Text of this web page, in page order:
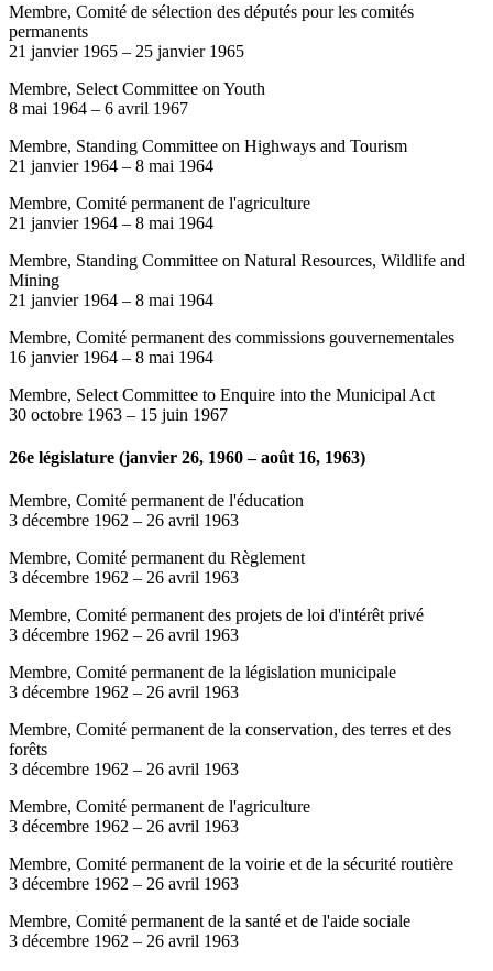
Membre, Comité de sélection des députés pour les comités
permanents
21 janvier 1965 – 25 janvier 1965
Membre, Select Committee on Youth
8 mai 1964 – 6 avril 1967
Membre, Standing Committee on Highways and Tourism
21 janvier 1964 – 8 mai 1964
Membre, Comité permanent de l'agriculture
21 janvier 1964 – 8 mai 1964
Membre, Standing Committee on Natural Resources, Wildlife and
Mining
21 janvier 1964 – 8 mai 1964
Membre, Comité permanent des commissions gouvernementales
16 janvier 1964 – 8 mai 1964
Membre, Select Committee to Enquire into the Municipal Act
30 octobre 1963 – 15 juin 1967
26e législature (janvier 26, 1960 – août 16, 1963)
Membre, Comité permanent de l'éducation
3 décembre 1962 – 26 avril 1963
Membre, Comité permanent du Règlement
3 décembre 1962 – 26 avril 1963
Membre, Comité permanent des projets de loi d'intérêt privé
3 décembre 1962 – 26 avril 1963
Membre, Comité permanent de la législation municipale
3 décembre 1962 – 26 avril 1963
Membre, Comité permanent de la conservation, des terres et des
forêts
3 décembre 1962 – 26 avril 1963
Membre, Comité permanent de l'agriculture
3 décembre 1962 – 26 avril 1963
Membre, Comité permanent de la voirie et de la sécurité routière
3 décembre 1962 – 26 avril 1963
Membre, Comité permanent de la santé et de l'aide sociale
3 décembre 1962 – 26 avril 1963